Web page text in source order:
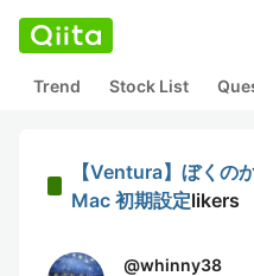
Trend Stock List
【Ventura】ぼくの
Mac 初期設定likers
@whinny38